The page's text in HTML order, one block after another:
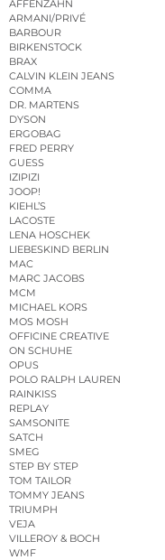
AFFENZAHN
ARMANI/PRIVÉ
BARBOUR
BIRKENSTOCK
BRAX
CALVIN KLEIN JEANS
COMMA
DR. MARTENS
DYSON
ERGOBAG
FRED PERRY
GUESS
IZIPIZI
JOOP!
KIEHL’S
LACOSTE
LENA HOSCHEK
LIEBESKIND BERLIN
MAC
MARC JACOBS
MCM
MICHAEL KORS
MOS MOSH
OFFICINE CREATIVE
ON SCHUHE
OPUS
POLO RALPH LAUREN
RAINKISS
REPLAY
SAMSONITE
SATCH
SMEG
STEP BY STEP
TOM TAILOR
TOMMY JEANS
TRIUMPH
VEJA
VILLEROY & BOCH
WMF